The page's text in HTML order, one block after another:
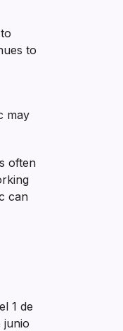
to
may
often
can
1 de
junio